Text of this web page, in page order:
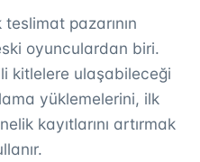
pazarının
oyunculardan biri.
kitlelere ulaşabileceği
yüklemelerini, ilk
kayıtlarını artırmak